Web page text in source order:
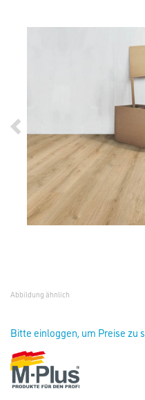
Abbildung ähnlich
Bitte einloggen, um Preise zu